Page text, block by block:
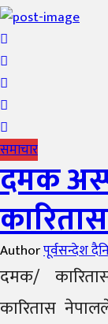
समाचार
दमक
Authorपूर्वसन्देश
दमक/
कारितास